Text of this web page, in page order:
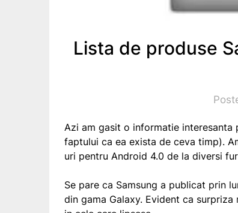
Lista de produse
Azi am gasit o informatie
faptului ca ea exista de ceva timp).
uri pentru Android 4.0 de la diversi
Se pare ca Samsung a publicat prin
din gama Galaxy. Evident ca